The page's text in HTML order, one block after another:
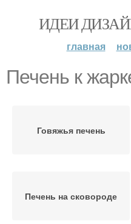
ИДЕИ
главная
Печень к
Говяжья печень
Печень на сковороде